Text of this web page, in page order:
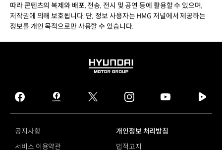
따라 콘텐츠의 복제와 배포, 전송, 전시 및 공연 등에 활용할 수 있으며,
저작권에 의해 보호됩니다. 단, 정보 사용자는 HMG 저널에서 제공하는
정보를 개인 목적으로만 사용할 수 있습니다.
HYUNDAI
GROUP
facebook
hmg
journal
twitter instagram
tv
공지사항
개인정보 처리방침
서비스 이용약관
법적고지